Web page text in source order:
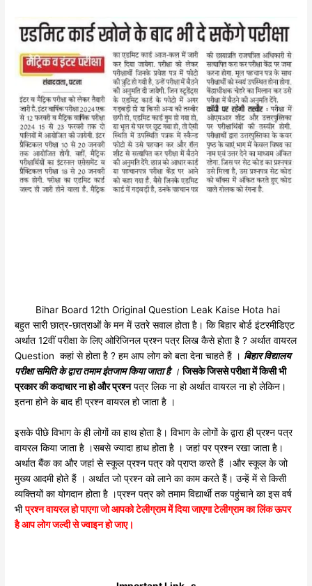
Bihar Board 12th Original Question Leak Kaise Hota hai
बहुत सारी छात्र-छात्राओं के मन में उतरे सवाल होता है। कि बिहार बोर्ड इंटरमीडिएट
अर्थात 12वीं परीक्षा के लिए ओरिजिनल प्रश्न पत्र लिख कैसे होता है ? अर्थात वायरल
Question कहां से होता है ? हम आप लोग को बता देना चाहते हैं । बिहार विद्यालय
परीक्षा समिति के द्वारा तमाम इंतजाम किया जाता है।जिसके जिससे परीक्षा में किसी भी
प्रकार की कदाचार ना हो और प्रश्नपत्र लिक ना हो अर्थात वायरल ना हो लेकिन।
इतना होने के बाद ही प्रश्न वायरल हो जाता है ।
इसके पीछे विभाग के ही लोगों का हाथ होता है। विभाग के लोगों के द्वारा ही प्रश्न पत्र
वायरल किया जाता है ।सबसे ज्यादा हाथ होता है । जहां पर प्रश्न रखा जाता है।
अर्थात बैंक का और जहां से स्कूल प्रश्न पत्र को प्राप्त करते हैं ।और स्कूल के जो
मुख्य आदमी होते हैं । अर्थात जो प्रश्न को लाने का काम करते हैं। उन्हें में से किसी
व्यक्तियों का योगदान होता है ।प्रश्न पत्र को तमाम विद्यार्थी तक पहुंचाने का इस वर्ष
भीप्रश्न वायरल हो पाएगा जो आपको टेलीग्राम में दिया जाएगा टेलीग्राम का लिंक ऊपर
है आप लोग जल्दी से ज्वाइन हो जाए।